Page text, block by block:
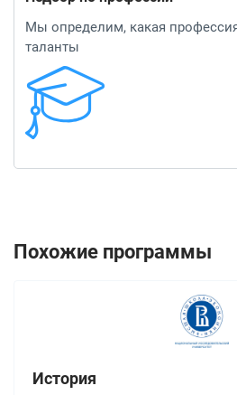
Мы определим, какая
таланты
Похожие программы
История